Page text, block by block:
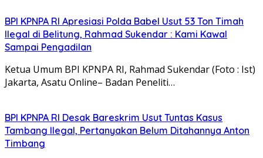
BPI KPNPA RI Apresiasi Polda Babel Usut 53 Ton Timah
Ilegal di Belitung, Rahmad Sukendar : Kami Kawal
Sampai Pengadilan
Ketua Umum BPI KPNPA RI, Rahmad Sukendar (Foto : Ist)
Jakarta, Asatu Online– Badan Peneliti…
BPI KPNPA RI Desak Bareskrim Usut Tuntas Kasus
Tambang Ilegal, Pertanyakan Belum Ditahannya Anton
Timbang